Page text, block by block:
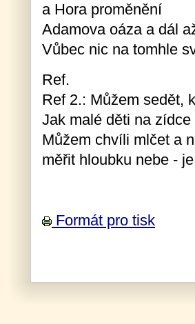
a Hora proměnění
Adamova oáza a dál
Vůbec nic na tomhle
Ref.
Ref 2.: Můžem sedět,
Jak malé děti na zídce
Můžem chvíli mlčet a
měřit hloubku nebe -
Formát pro tisk